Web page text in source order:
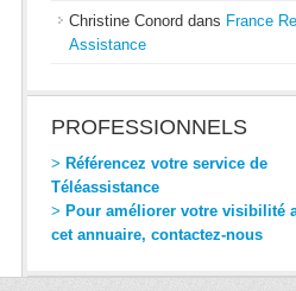
Christine Conord dans France
Assistance
PROFESSIONNELS
> Référencez votre service de
Téléassistance
> Pour améliorer votre visibilité
cet annuaire, contactez-nous